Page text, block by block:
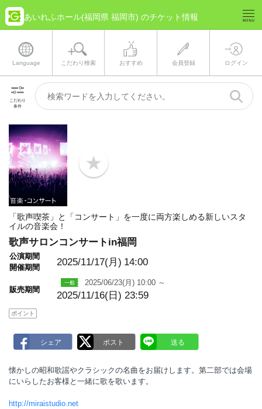
あいれふホール(福岡県 福岡市) のチケット情報
Language こだわり検索 おすすめ 会員登録 ログイン
こだわり
条件
b
o
r
「歌声喫茶」と「コンサート」を一度に両方楽しめる新しいスタ
イルの音楽会！
歌声サロンコンサートin福岡
公演期間
開催期間
2025/11/17(月) 14:00
販売期間
2025/06/23(月) 10:00 ～
2025/11/16(日) 23:59
ポイント
懐かしの昭和歌謡やクラシックの名曲をお届けします。第二部では会場
にいらしたお客様と一緒に歌を歌います。
http://miraistudio.net